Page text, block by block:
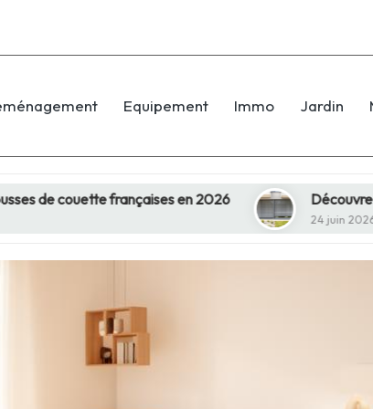
Equipement Immo Jardin
en 2026 Découvrez Walter Stores &
24 juin 2026